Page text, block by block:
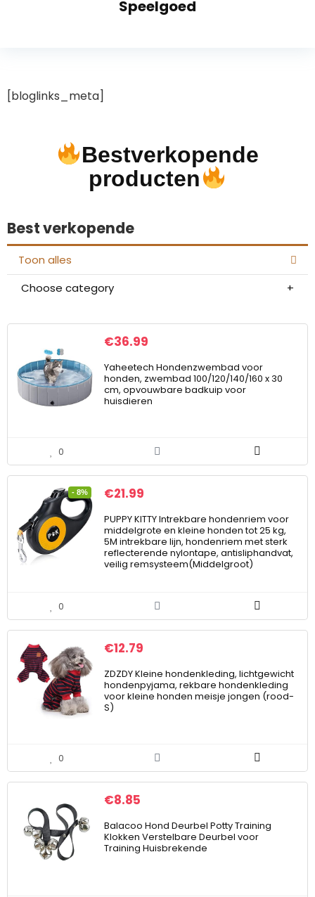
Speelgoed
[bloglinks_meta]
Bestverkopende
producten
Best verkopende
Toon alles
Choose category
€36.99
Yaheetech Hondenzwembad voor
honden, zwembad 100/120/140/160 x 30
cm, opvouwbare badkuip voor
huisdieren
0
- 8% €21.99
PUPPY KITTY Intrekbare hondenriem voor
middelgrote en kleine honden tot 25 kg,
5M intrekbare lijn, hondenriem met sterk
reflecterende nylontape, antisliphandvat,
veilig remsysteem(Middelgroot)
0
€12.79
ZDZDY Kleine hondenkleding, lichtgewicht
hondenpyjama, rekbare hondenkleding
voor kleine honden meisje jongen (rood-
S)
0
€8.85
Balacoo Hond Deurbel Potty Training
Klokken Verstelbare Deurbel voor
Training Huisbrekende